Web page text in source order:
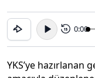
15 0:00
YKS’ye